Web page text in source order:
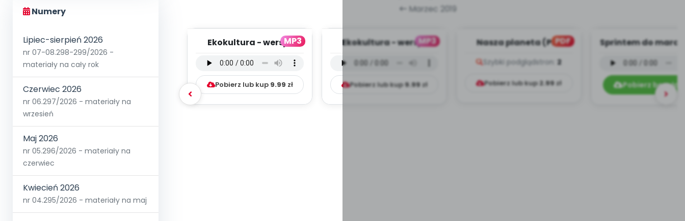
Numery
Lipiec-sierpień 2026
nr 07-08.298-299/2026 -
materiały na cały rok
Czerwiec 2026
nr 06.297/2026 - materiały na
wrzesień
Maj 2026
nr 05.296/2026 - materiały na
czerwiec
Kwiecień 2026
nr 04.295/2026 - materiały na maj
Marzec 2019
MP3
Ekokultura - wersja
Miłosz Konarsk...
Pobierz lub kup 9.99 zł
MP3
Ekokultura - wersja
Piotr Opatowic...
Pobierz lub kup9.99zł
PDF
Nasza planeta (PD)
Szybki podglądstron: 2
Pobierz lub kup2.99zł
Sprintem do
instrumenta...
Pobierz